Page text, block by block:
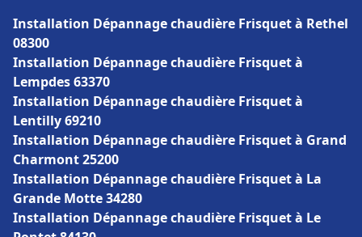
Installation Dépannage chaudière Frisquet à Rethel
08300
Installation Dépannage chaudière Frisquet à
Lempdes 63370
Installation Dépannage chaudière Frisquet à
Lentilly 69210
Installation Dépannage chaudière Frisquet à Grand
Charmont 25200
Installation Dépannage chaudière Frisquet à La
Grande Motte 34280
Installation Dépannage chaudière Frisquet à Le